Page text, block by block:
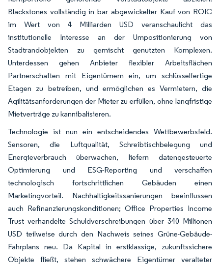
Blackstones vollständig in bar abgewickelter Kauf von ROIC
im Wert von 4 Milliarden USD veranschaulicht das
institutionelle Interesse an der Umpositionierung von
Stadtrandobjekten zu gemischt genutzten Komplexen.
Unterdessen gehen Anbieter flexibler Arbeitsflächen
Partnerschaften mit Eigentümern ein, um schlüsselfertige
Etagen zu betreiben, und ermöglichen es Vermietern, die
Agilitätsanforderungen der Mieter zu erfüllen, ohne langfristige
Mietverträge zu kannibalisieren.
Technologie ist nun ein entscheidendes Wettbewerbsfeld.
Sensoren, die Luftqualität, Schreibtischbelegung und
Energieverbrauch überwachen, liefern datengesteuerte
Optimierung und ESG-Reporting und verschaffen
technologisch fortschrittlichen Gebäuden einen
Marketingvorteil. Nachhaltigkeitssanierungen beeinflussen
auch Refinanzierungskonditionen; Office Properties Income
Trust verhandelte Schuldverschreibungen über 340 Millionen
USD teilweise durch den Nachweis seines Grüne-Gebäude-
Fahrplans neu. Da Kapital in erstklassige, zukunftssichere
Objekte fließt, stehen schwächere Eigentümer veralteter